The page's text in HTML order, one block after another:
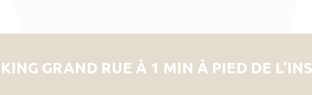
GRAND RUE À 1 MIN À PIED DE